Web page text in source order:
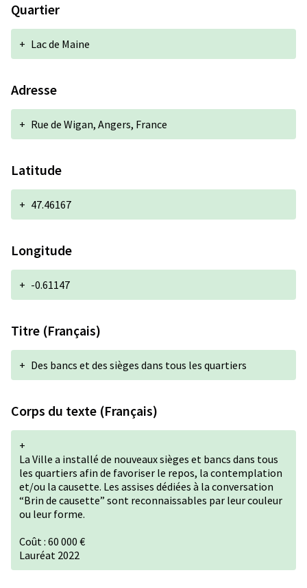
Quartier
+ Lac de Maine
Adresse
+ Rue de Wigan, Angers, France
Latitude
+ 47.46167
Longitude
+ -0.61147
Titre (Français)
+ Des bancs et des sièges dans tous les quartiers
Corps du texte (Français)
+
La Ville a installé de nouveaux sièges et bancs dans tous
les quartiers afin de favoriser le repos, la contemplation
et/ou la causette. Les assises dédiées à la conversation
“Brin de causette” sont reconnaissables par leur couleur
ou leur forme.
Coût : 60 000 €
Lauréat 2022